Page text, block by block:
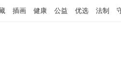
插画 健康 公益 优选 法制